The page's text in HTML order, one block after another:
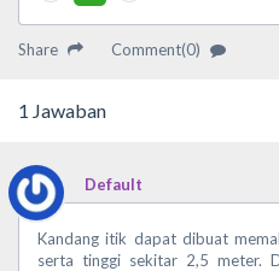
Share Comment(0)
1 Jawaban
Default
Kandang itik dapat dibuat
serta tinggi sekitar 2,5 meter.